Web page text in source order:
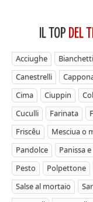
IL TOP DEL
Acciughe
Canestrelli
Cima
Ciuppin
Cuculli
Farinata
Friscêu
Mesciua o
Pandolce
Panissa
Pesto
Polpettone
Salse al mortaio